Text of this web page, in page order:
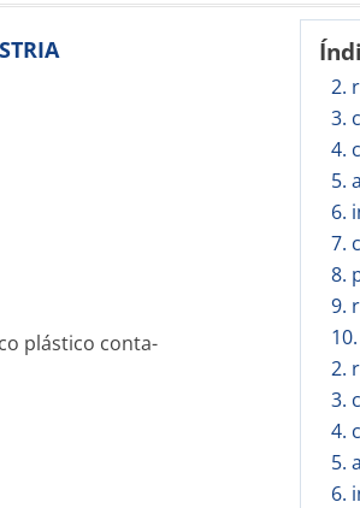
2.
3.
4.
5.
6.
7.
8.
9.
2.
3.
4.
5.
6.
plástico conta-